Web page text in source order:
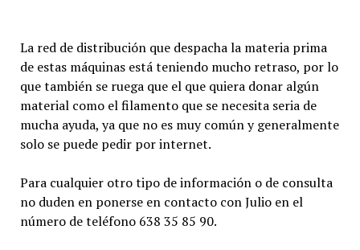
La red de distribución que despacha la materia prima
de estas máquinas está teniendo mucho retraso, por lo
que también se ruega que el que quiera donar algún
material como el filamento que se necesita seria de
mucha ayuda, ya que no es muy común y generalmente
solo se puede pedir por internet.
Para cualquier otro tipo de información o de consulta
no duden en ponerse en contacto con Julio en el
número de teléfono 638 35 85 90.